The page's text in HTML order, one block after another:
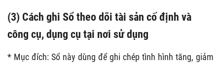
(3) Cách ghi Sổ theo dõi tài sản cố định và
công cụ, dụng cụ tại nơi sử dụng
* Mục đích: Sổ này dùng để ghi chép tình hình tăng, giảm